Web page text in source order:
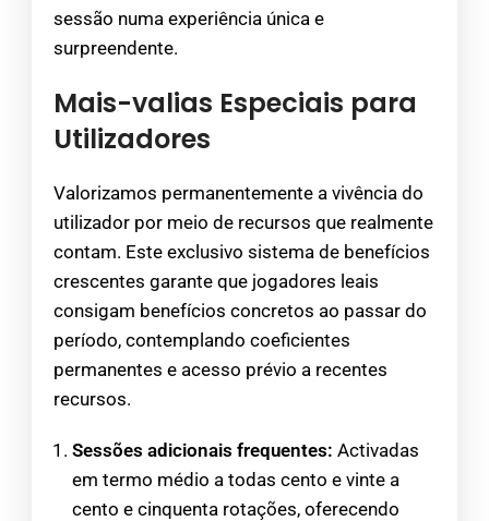
sessão numa experiência única e
surpreendente.
Mais-valias Especiais para
Utilizadores
Valorizamos permanentemente a vivência do
utilizador por meio de recursos que realmente
contam. Este exclusivo sistema de benefícios
crescentes garante que jogadores leais
consigam benefícios concretos ao passar do
período, contemplando coeficientes
permanentes e acesso prévio a recentes
recursos.
Sessões adicionais frequentes: Activadas
em termo médio a todas cento e vinte a
cento e cinquenta rotações, oferecendo